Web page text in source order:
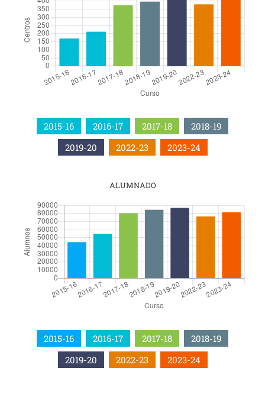
2015-16 2016-17 2017-18
2018-19
2019-20
2022-23 2023-24
ALUMNADO
2015-16 2016-17 2017-18
2018-19
2019-20
2022-23 2023-24